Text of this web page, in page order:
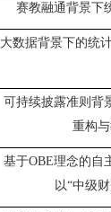
赛教融通背景下
大数据背景下的统
可持续披露准则背
重构
基于OBE理念的
以“中级